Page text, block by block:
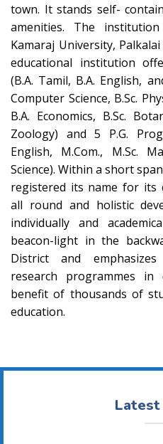
town. It stands self-
amenities. The
Kamaraj University,
educational institution
(B.A. Tamil, B.A. English,
Computer Science, B.Sc.
B.A. Economics, B.Sc.
Zoology) and 5 P.G.
English, M.Com., M.Sc.
Science). Within a short
registered its name for its
all round and holistic
individually and
beacon-light in the
District and
research programmes
benefit of thousands of
education.
Latest